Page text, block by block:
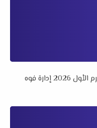
امتحان الفيزياء للصف الثاني الثانوي الترم الأول 2026 إدارة فوه